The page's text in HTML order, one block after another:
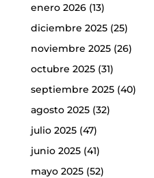
enero 2026(13)
diciembre 2025(25)
noviembre 2025(26)
octubre 2025(31)
septiembre 2025(40)
agosto 2025(32)
julio 2025(47)
junio 2025(41)
mayo 2025(52)